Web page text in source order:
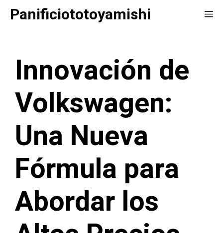
SaltarPanificiototoyamishi
Innovación de
Volkswagen:
Una Nueva
Fórmula para
Abordar los